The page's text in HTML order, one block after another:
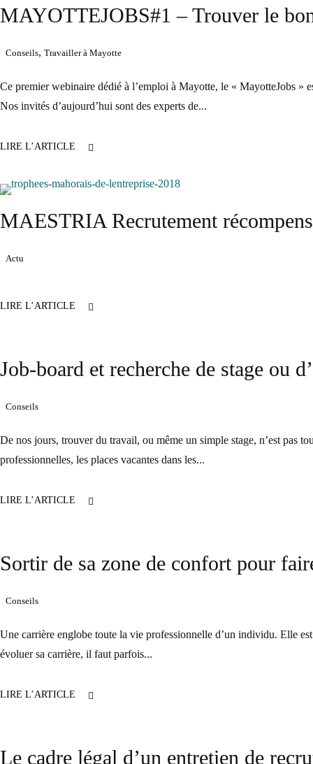
MAYOTTEJOBS#1 – Trouver le
Conseils, Travailler à Mayotte
Ce premier webinaire dédié à l’emploi à Mayotte, le « MayotteJobs »
Nos invités d’aujourd’hui sont des experts de...
LIRE L’ARTICLE
MAESTRIA Recrutement
Actu
LIRE L’ARTICLE
Job-board et recherche de stage ou
Conseils
De nos jours, trouver du travail, ou même un simple stage, n’est pas
professionnelles, les places vacantes dans les...
LIRE L’ARTICLE
Sortir de sa zone de confort pour
Conseils
Une carrière englobe toute la vie professionnelle d’un individu. Elle
évoluer sa carrière, il faut parfois...
LIRE L’ARTICLE
Le cadre légal d’un entretien de